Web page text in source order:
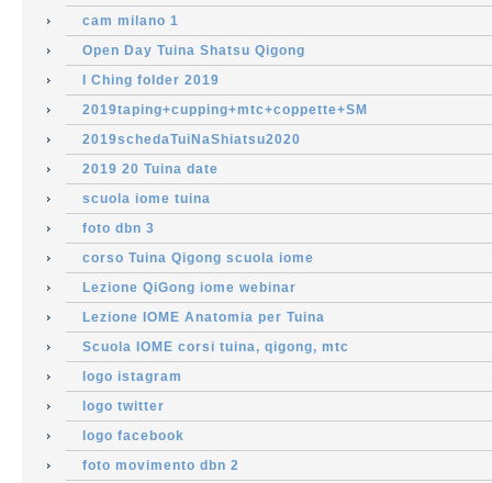
cam milano 1
Open Day Tuina Shatsu Qigong
I Ching folder 2019
2019taping+cupping+mtc+coppette+SM
2019schedaTuiNaShiatsu2020
2019 20 Tuina date
scuola iome tuina
foto dbn 3
corso Tuina Qigong scuola iome
Lezione QiGong iome webinar
Lezione IOME Anatomia per Tuina
Scuola IOME corsi tuina, qigong, mtc
logo istagram
logo twitter
logo facebook
foto movimento dbn 2